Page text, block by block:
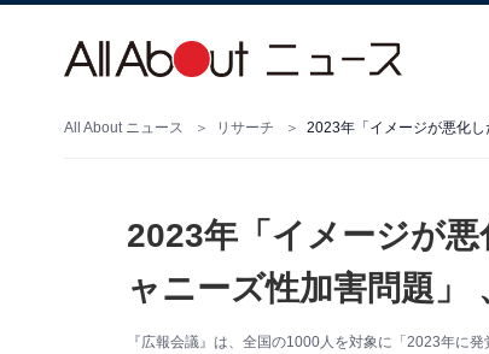
All About ニュース リサーチ 2023年「イメージが悪化
2023年「イメージが
ャニーズ性加害問題」
『広報会議』は、全国の1000人を対象に「2023年に